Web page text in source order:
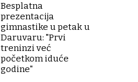
Besplatna
prezentacija
gimnastike u petak u
Daruvaru: "Prvi
treninzi već
početkom iduće
godine"